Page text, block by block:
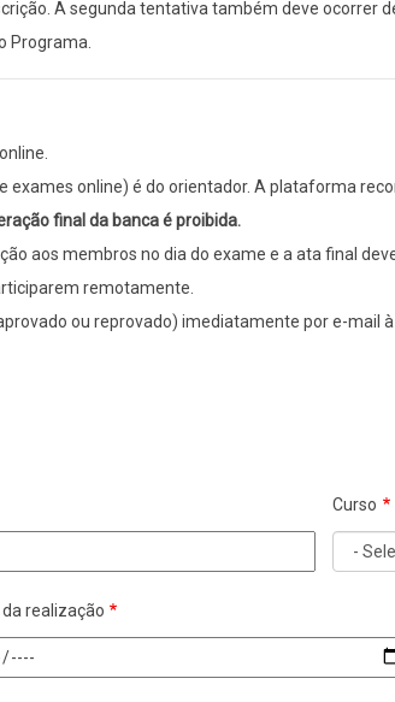
A segunda tentativa também deve ocorrer
Programa.
exames online) é do orientador. A plataforma
final da banca é proibida.
aos membros no dia do exame e a ata final
remotamente.
ou reprovado) imediatamente por e-mail
Curso
da realização